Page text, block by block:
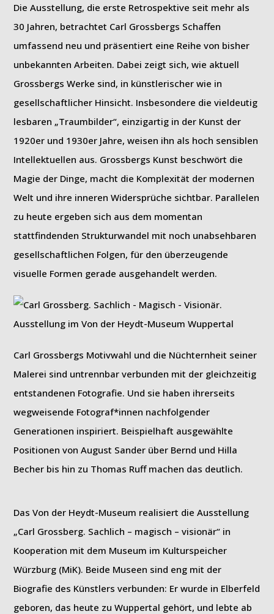
Die Ausstellung, die erste Retrospektive seit mehr als
30 Jahren, betrachtet Carl Grossbergs Schaffen
umfassend neu und präsentiert eine Reihe von bisher
unbekannten Arbeiten. Dabei zeigt sich, wie aktuell
Grossbergs Werke sind, in künstlerischer wie in
gesellschaftlicher Hinsicht. Insbesondere die vieldeutig
lesbaren „Traumbilder“, einzigartig in der Kunst der
1920er und 1930er Jahre, weisen ihn als hoch sensiblen
Intellektuellen aus. Grossbergs Kunst beschwört die
Magie der Dinge, macht die Komplexität der modernen
Welt und ihre inneren Widersprüche sichtbar. Parallelen
zu heute ergeben sich aus dem momentan
stattfindenden Strukturwandel mit noch unabsehbaren
gesellschaftlichen Folgen, für den überzeugende
visuelle Formen gerade ausgehandelt werden.
Carl Grossbergs Motivwahl und die Nüchternheit seiner
Malerei sind untrennbar verbunden mit der gleichzeitig
entstandenen Fotografie. Und sie haben ihrerseits
wegweisende Fotograf*innen nachfolgender
Generationen inspiriert. Beispielhaft ausgewählte
Positionen von August Sander über Bernd und Hilla
Becher bis hin zu Thomas Ruff machen das deutlich.
Das Von der Heydt-Museum realisiert die Ausstellung
„Carl Grossberg. Sachlich – magisch – visionär“ in
Kooperation mit dem Museum im Kulturspeicher
Würzburg (MiK). Beide Museen sind eng mit der
Biografie des Künstlers verbunden: Er wurde in Elberfeld
geboren, das heute zu Wuppertal gehört, und lebte ab